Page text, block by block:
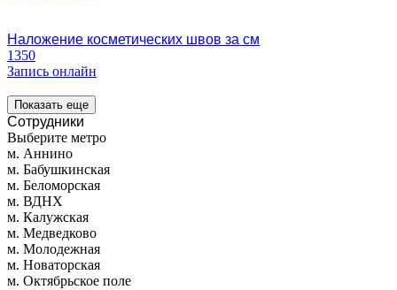
Наложение косметических швов за см
1350
Запись онлайн
Показать еще
Сотрудники
Выберите метро
м. Аннино
м. Бабушкинская
м. Беломорская
м. ВДНХ
м. Калужская
м. Медведково
м. Молодежная
м. Новаторская
м. Октябрьское поле